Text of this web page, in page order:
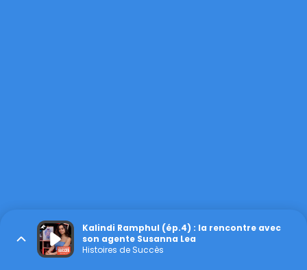
Kalindi Ramphul (ép.4) : la rencontre avec
son agente Susanna Lea
Histoires de Succès